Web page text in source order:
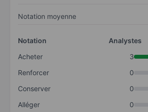
Notation moyenne
Notation
Analystes
Acheter
3
Renforcer
0
Conserver
0
Alléger
0